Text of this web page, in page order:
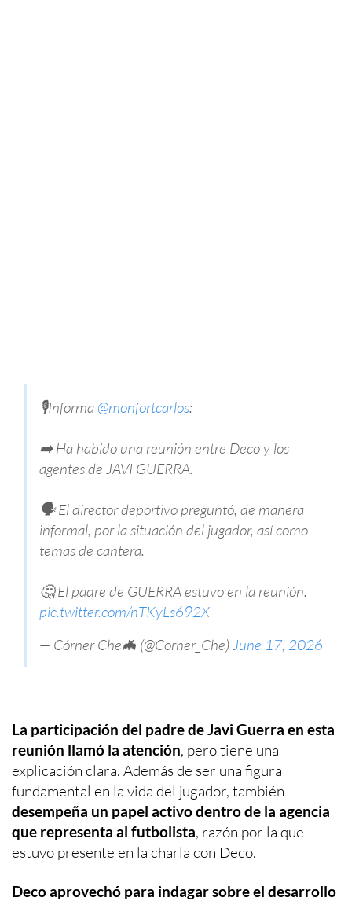
🎙️Informa @monfortcarlos:
➡️ Ha habido una reunión entre Deco y los
agentes de JAVI GUERRA.
🗣️ El director deportivo preguntó, de manera
informal, por la situación del jugador, así como
temas de cantera.
🤔 El padre de GUERRA estuvo en la reunión.
pic.twitter.com/nTKyLs692X
— Córner Che🦇 (@Corner_Che) June 17, 2026
La participación del padre de Javi Guerra en esta
reunión llamó la atención, pero tiene una
explicación clara. Además de ser una figura
fundamental en la vida del jugador, también
desempeña un papel activo dentro de la agencia
que representa al futbolista, razón por la que
estuvo presente en la charla con Deco.
Deco aprovechó para indagar sobre el desarrollo